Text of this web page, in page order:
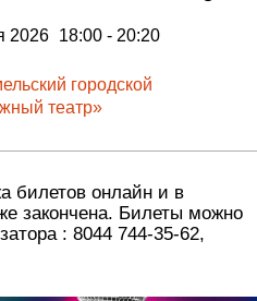
2026 18:00 - 20:20
городской
театр»
билетов онлайн и в
закончена. Билеты можно
: 8044 744-35-62,